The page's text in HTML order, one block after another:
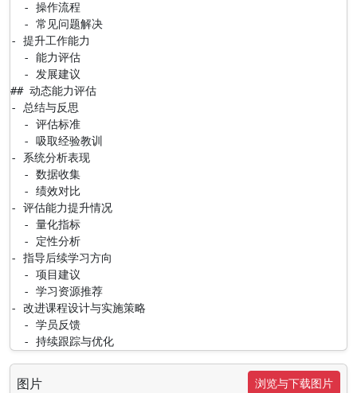
  - 操作流程
  - 常见问题解决
- 提升工作能力
  - 能力评估
  - 发展建议
## 动态能力评估
- 总结与反思
  - 评估标准
  - 吸取经验教训
- 系统分析表现
  - 数据收集
  - 绩效对比
- 评估能力提升情况
  - 量化指标
  - 定性分析
- 指导后续学习方向
  - 项目建议
  - 学习资源推荐
- 改进课程设计与实施策略
  - 学员反馈
  - 持续跟踪与优化
图片 浏览与下载图片